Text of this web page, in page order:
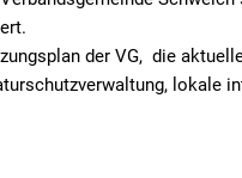
der VG, die
lokale